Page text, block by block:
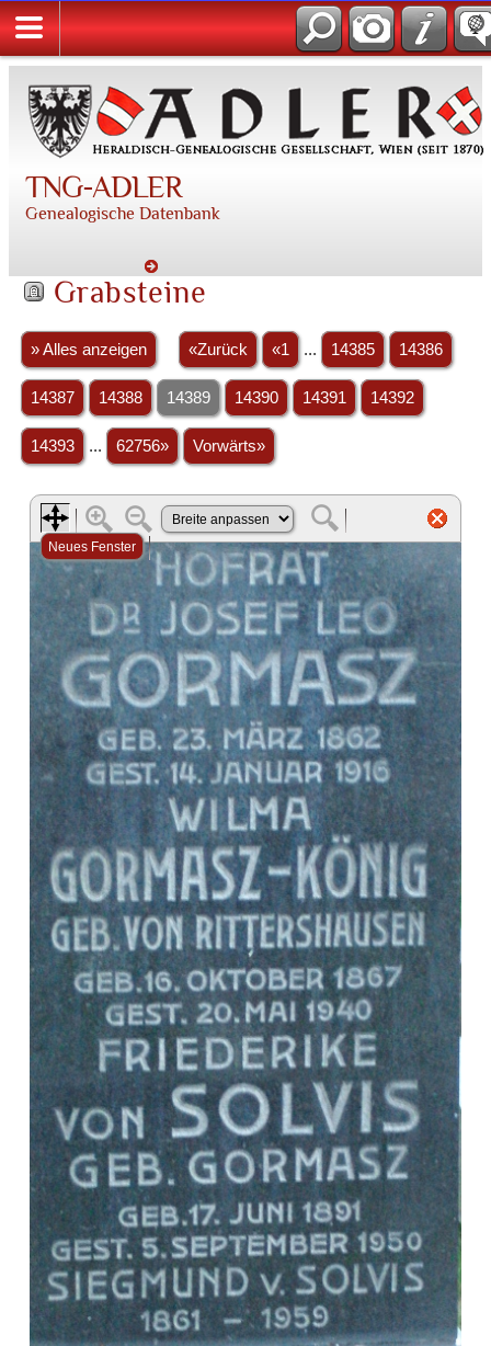
TNG-ADLER
Genealogische Datenbank
Grabsteine
» Alles anzeigen «Zurück «1 ... 14385 14386
14387 14388 14389 14390 14391 14392
14393 ... 62756» Vorwärts»